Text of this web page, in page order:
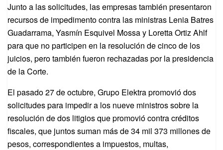
Junto a las solicitudes, las empresas también presentaron
recursos de impedimento contra las ministras Lenia Batres
Guadarrama, Yasmín Esquivel Mossa y Loretta Ortiz Ahlf
para que no participen en la resolución de cinco de los
juicios, pero también fueron rechazadas por la presidencia
de la Corte.
El pasado 27 de octubre, Grupo Elektra promovió dos
solicitudes para impedir a los nueve ministros sobre la
resolución de dos litigios que promovió contra créditos
fiscales, que juntos suman más de 34 mil 373 millones de
pesos, correspondientes a impuestos, multas,